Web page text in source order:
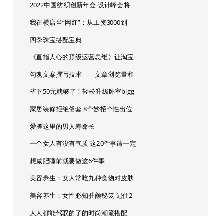
2022中国纺织创新年会·设计峰会将
我在横店当“网红”：从工资3000到
四季珠宝搭配宝典
《直指人心的顶级运营思维》让淘宝
勾魂文案撰写技术——文章浏览量和
省下50元就够了！轻松升级卧室bigg
家居装修拒绝俗套 8个妙招个性出位
爱搓这里的男人寿命长
一个女人有没有气质 这20件事请一定
想减肥睡前就要做这6件事
美容养生：女人常吃九种食物对皮肤
美容养生：女性必知驻颜秘笈 记住2
人人都能驾驭的了的时尚潮流搭配